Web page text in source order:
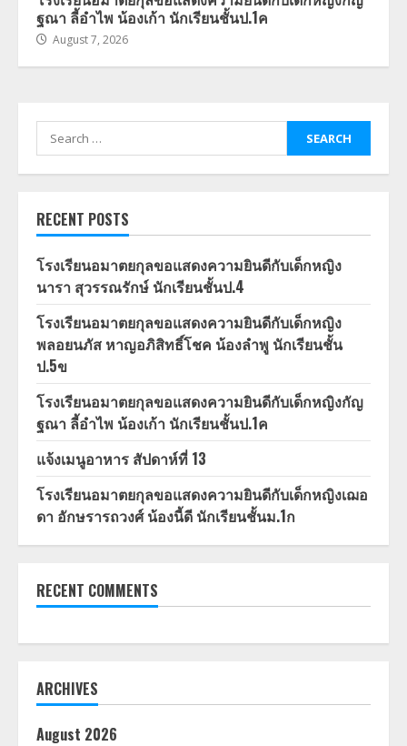
ฐณา ลี้อำไพ น้องเก้า นักเรียนชั้นป.1ค
August 7, 2026
Search
for:
RECENT POSTS
โรงเรียนอมาตยกุลขอแสดงความยินดีกับเด็กหญิง
นารา สุวรรณรักษ์ นักเรียนชั้นป.4
โรงเรียนอมาตยกุลขอแสดงความยินดีกับเด็กหญิง
พลอยนภัส หาญอภิสิทธิ์โชค น้องลำพู นักเรียนชั้น
ป.5ข
โรงเรียนอมาตยกุลขอแสดงความยินดีกับเด็กหญิงกัญ
ฐณา ลี้อำไพ น้องเก้า นักเรียนชั้นป.1ค
แจ้งเมนูอาหาร สัปดาห์ที่ 13
โรงเรียนอมาตยกุลขอแสดงความยินดีกับเด็กหญิงเฌอ
ดา อักษรารถวงศ์ น้องนี้ดี นักเรียนชั้นม.1ก
RECENT COMMENTS
ARCHIVES
August 2026